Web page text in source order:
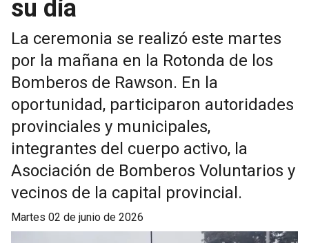
su día
La ceremonia se realizó este martes
por la mañana en la Rotonda de los
Bomberos de Rawson. En la
oportunidad, participaron autoridades
provinciales y municipales,
integrantes del cuerpo activo, la
Asociación de Bomberos Voluntarios y
vecinos de la capital provincial.
martes 02 de junio de 2026